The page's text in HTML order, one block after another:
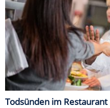
Todsünden im Restaurant